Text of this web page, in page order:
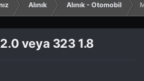
Alınık Alınık - Otomobil
veya 323 1.8